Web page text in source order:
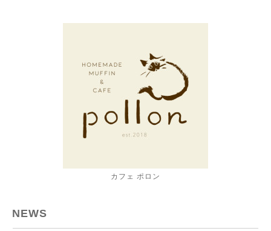
カフェ ポロン
NEWS